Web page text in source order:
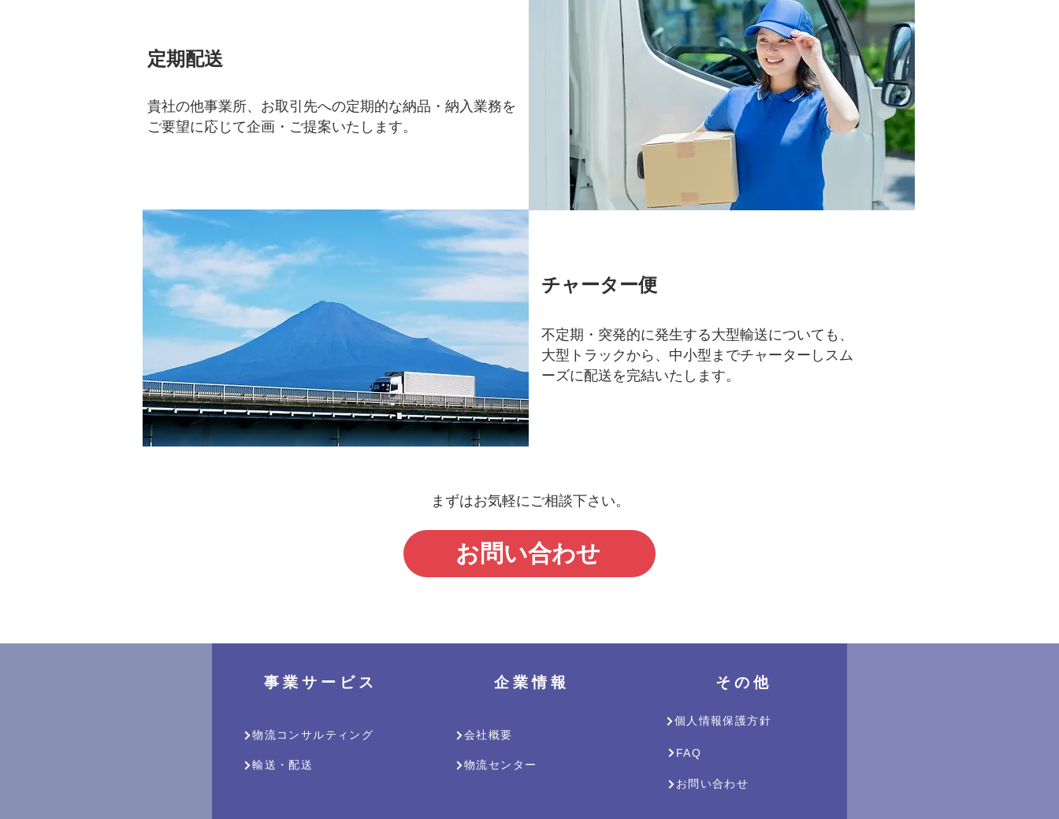
定期配送
貴社の他事業所、お取引先への定期的な納品・納入業務を
ご要望に応じて企画・ご提案いたします。
チャーター便
不定期・突発的に発生する大型輸送についても、
大型トラックから、中小型までチャーターしスム
ーズに配送を完結いたします。
まずはお気軽にご相談下さい。
お問い合わせ
​事 業 サ ー ビ ス
輸送・配送
物流コンサルティング
​企 業 情 報
会社概要
物流センター
そ の 他
個人情報保護方針
FAQ
お問い合わせ